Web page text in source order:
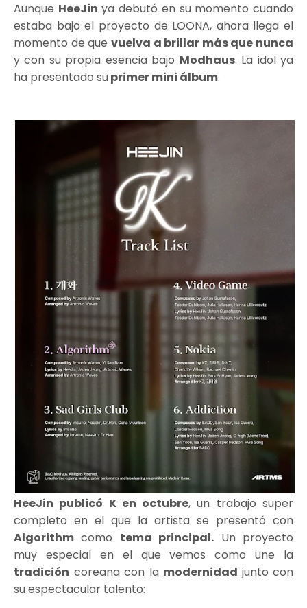
Aunque HeeJin ya debutó en su momento cuando
estaba bajo el proyecto de LOONA, ahora llega el
momento de que vuelva a brillar más que nunca
y con su propia esencia bajo Modhaus. La idol ya
ha presentado suprimer mini álbum.
HeeJin publicó K en octubre, un trabajo super
completo en el que la artista se presentó con
Algorithm como tema principal. Un proyecto
muy especial en el que vemos como une la
tradición coreana con la modernidad junto con
su espectacular talento: